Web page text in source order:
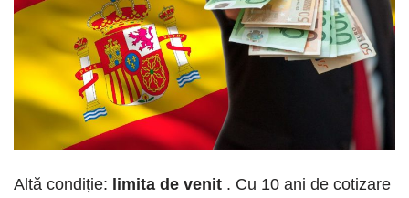
Altă condiție: limita de venit . Cu 10 ani de cotizare